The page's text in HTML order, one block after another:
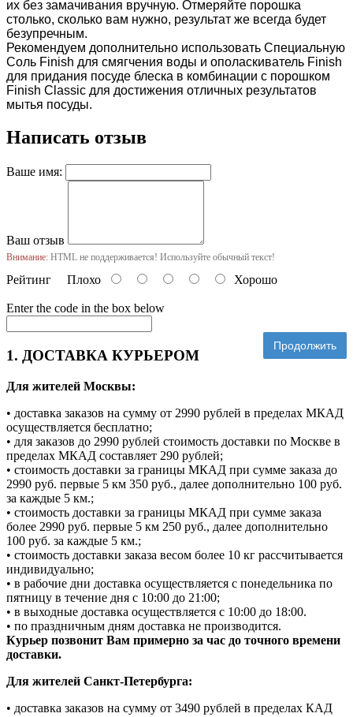
их без замачивания вручную. Отмеряйте порошка
столько, сколько вам нужно, результат же всегда будет
безупречным.
Рекомендуем дополнительно использовать Специальную
Соль Finish для смягчения воды и ополаскиватель Finish
для придания посуде блеска в комбинации с порошком
Finish Classic для достижения отличных результатов
мытья посуды.
Написать отзыв
Ваше имя:
Ваш отзыв
Внимание: HTML не поддерживается! Используйте обычный текст!
Рейтинг Плохо Хорошо
Enter the code in the box below
Продолжить
1. ДОСТАВКА КУРЬЕРОМ
Для жителей Москвы:
• доставка заказов на сумму от 2990 рублей в пределах МКАД
осуществляется бесплатно;
• для заказов до 2990 рублей стоимость доставки по Москве в
пределах МКАД составляет 290 рублей;
• стоимость доставки за границы МКАД при сумме заказа до
2990 руб. первые 5 км 350 руб., далее дополнительно 100 руб.
за каждые 5 км.;
• стоимость доставки за границы МКАД при сумме заказа
более 2990 руб. первые 5 км 250 руб., далее дополнительно
100 руб. за каждые 5 км.;
• стоимость доставки заказа весом более 10 кг рассчитывается
индивидуально;
• в рабочие дни доставка осуществляется с понедельника по
пятницу в течение дня с 10:00 до 21:00;
• в выходные доставка осуществляется с 10:00 до 18:00.
• по праздничным дням доставка не производится.
Курьер позвонит Вам примерно за час до точного времени
доставки.
Для жителей Санкт-Петербурга:
• доставка заказов на сумму от 3490 рублей в пределах КАД